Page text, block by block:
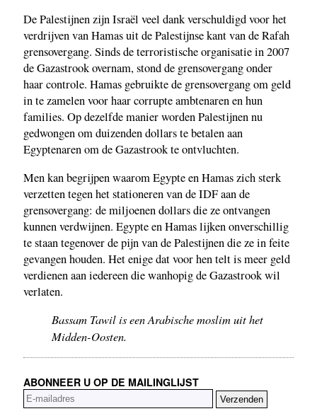
De Palestijnen zijn Israël veel dank verschuldigd voor het
verdrijven van Hamas uit de Palestijnse kant van de Rafah
grensovergang. Sinds de terroristische organisatie in 2007
de Gazastrook overnam, stond de grensovergang onder
haar controle. Hamas gebruikte de grensovergang om geld
in te zamelen voor haar corrupte ambtenaren en hun
families. Op dezelfde manier worden Palestijnen nu
gedwongen om duizenden dollars te betalen aan
Egyptenaren om de Gazastrook te ontvluchten.
Men kan begrijpen waarom Egypte en Hamas zich sterk
verzetten tegen het stationeren van de IDF aan de
grensovergang: de miljoenen dollars die ze ontvangen
kunnen verdwijnen. Egypte en Hamas lijken onverschillig
te staan tegenover de pijn van de Palestijnen die ze in feite
gevangen houden. Het enige dat voor hen telt is meer geld
verdienen aan iedereen die wanhopig de Gazastrook wil
verlaten.
Bassam Tawil is een Arabische moslim uit het
Midden-Oosten.
ABONNEER U OP DE MAILINGLIJST